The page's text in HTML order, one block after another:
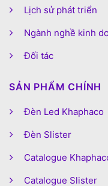
Lịch sử phát triển
Ngành nghề kinh
Đối tác
SẢN PHẨM CHÍNH
Đèn Led Khaphaco
Đèn Slister
Catalogue
Catalogue Slister